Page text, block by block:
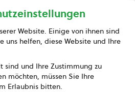
Presse
Website. Einige von ihnen sind
uns helfen, diese Website und Ihre
sind und Ihre Zustimmung zu
möchten, müssen Sie Ihre
Erlaubnis bitten.